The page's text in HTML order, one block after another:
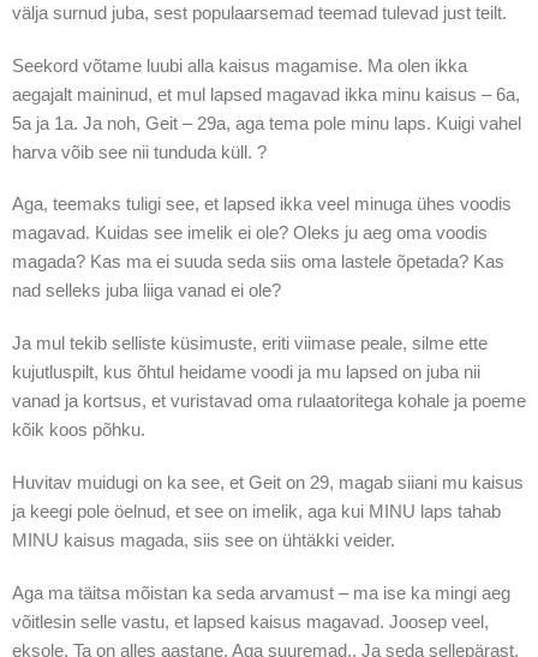
välja surnud juba, sest populaarsemad teemad tulevad just teilt.
Seekord võtame luubi alla kaisus magamise. Ma olen ikka
aegajalt maininud, et mul lapsed magavad ikka minu kaisus – 6a,
5a ja 1a. Ja noh, Geit – 29a, aga tema pole minu laps. Kuigi vahel
harva võib see nii tunduda küll. ?
Aga, teemaks tuligi see, et lapsed ikka veel minuga ühes voodis
magavad. Kuidas see imelik ei ole? Oleks ju aeg oma voodis
magada? Kas ma ei suuda seda siis oma lastele õpetada? Kas
nad selleks juba liiga vanad ei ole?
Ja mul tekib selliste küsimuste, eriti viimase peale, silme ette
kujutluspilt, kus õhtul heidame voodi ja mu lapsed on juba nii
vanad ja kortsus, et vuristavad oma rulaatoritega kohale ja poeme
kõik koos põhku.
Huvitav muidugi on ka see, et Geit on 29, magab siiani mu kaisus
ja keegi pole öelnud, et see on imelik, aga kui MINU laps tahab
MINU kaisus magada, siis see on ühtäkki veider.
Aga ma täitsa mõistan ka seda arvamust – ma ise ka mingi aeg
võitlesin selle vastu, et lapsed kaisus magavad. Joosep veel,
eksole. Ta on alles aastane. Aga suuremad.. Ja seda sellepärast,